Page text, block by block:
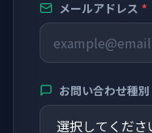
メールアドレス *
お問い合わせ種別